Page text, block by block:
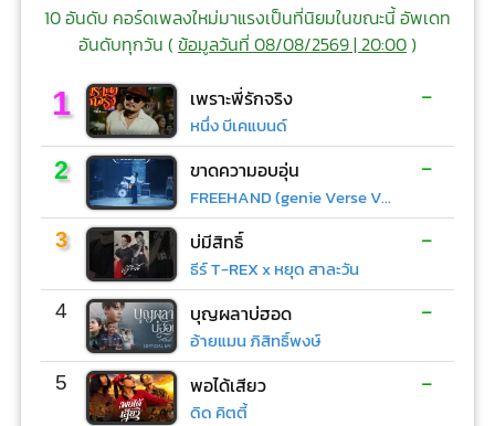
10 อันดับ คอร์ดเพลงใหม่มาแรงเป็นที่นิยมในขณะนี้ อัพเดท
อันดับทุกวัน (ข้อมูลวันที่ 08/08/2569 | 20:00)
1 เพราะพี่รักจริง
หนึ่ง บีเคแบนด์
-
2 ขาดความอบอุ่น
FREEHAND (genie Verse Vol.1)
-
3 บ่มีสิทธิ์
ธีร์ T-REX x หยุด สาละวัน
-
4 บุญผลาบ่ฮอด
อ้ายแมน ภิสิทธิ์พงษ์
-
5 พอได้เสียว
ดิด คิตตี้
-